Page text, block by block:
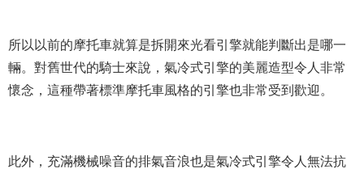
所以以前的摩托車就算是拆開來光看引擎就能判斷出是哪一
輛。對舊世代的騎士來說，氣冷式引擎的美麗造型令人非常
懷念，這種帶著標準摩托車風格的引擎也非常受到歡迎。
此外，充滿機械噪音的排氣音浪也是氣冷式引擎令人無法抗